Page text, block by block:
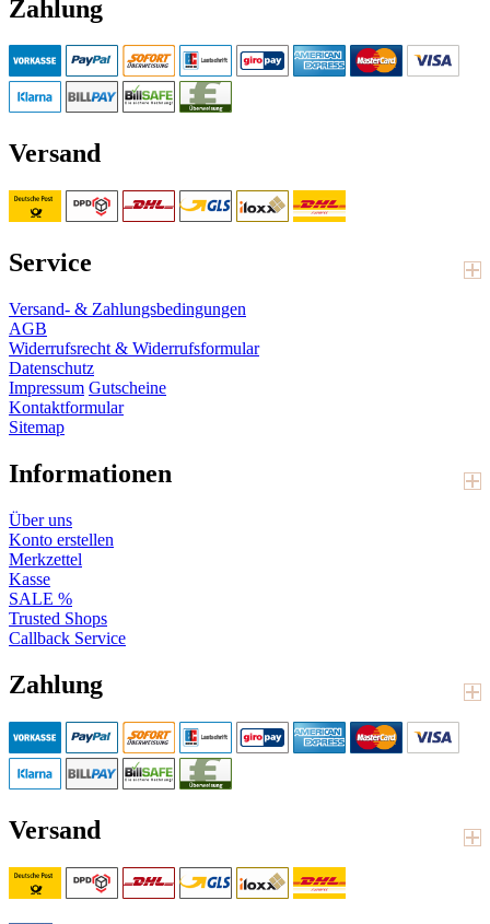
Zahlung
Versand
Service
Versand- & Zahlungsbedingungen
AGB
Widerrufsrecht & Widerrufsformular
Datenschutz
Impressum Gutscheine
Kontaktformular
Sitemap
Informationen
Über uns
Konto erstellen
Merkzettel
Kasse
SALE %
Trusted Shops
Callback Service
Zahlung
Versand